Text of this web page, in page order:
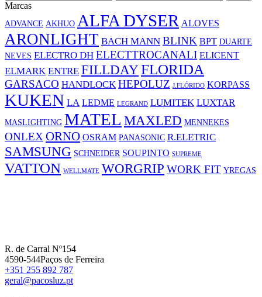
Marcas
ADVANCE AKHUO ALFA DYSER ALOVES
ARONLIGHT BACH MANN BLINK BPT DUARTE
NEVES ELECTRO DH ELECTTROCANALI ELICENT
ELMARK ENTRE FILLDAY FLORIDA
GARSACO HANDLOCK HEPOLUZ J.FLÓRIDO KORPASS
KUKEN LA LEDME LEGRAND LUMITEK LUXTAR
MASLIGHTING MATEL MAXLED MENNEKES
ONLEXORNO OSRAM PANASONIC R.ELETRIC
SAMSUNG SCHNEIDER SOUPINTO SUPREME
VATTON WELLMATE WORGRIP WORK FIT YREGAS
R. de Carral Nº154
4590-544Paços de Ferreira
+351 255 892 787
geral@pacosluz.pt